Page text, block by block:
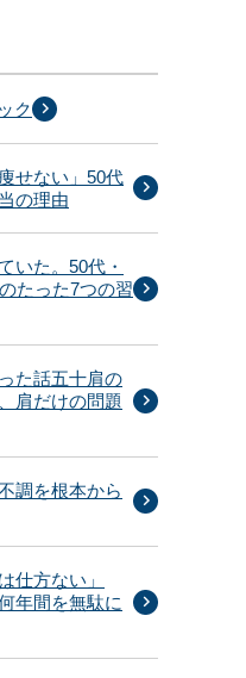
ク
せない」50代
の理由
いた。50代・
たった7つの習
た話五十肩の
肩だけの問題
調を根本から
仕方ない」
年間を無駄に